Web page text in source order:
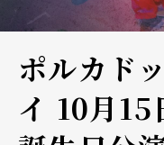
ポルカド
イ 10月